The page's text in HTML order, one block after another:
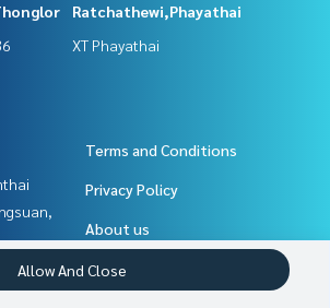
Ratchathewi,Phayathai
XT Phayathai
Terms and Conditions
Privacy Policy
About us
How to sale-rent
Allow And Close